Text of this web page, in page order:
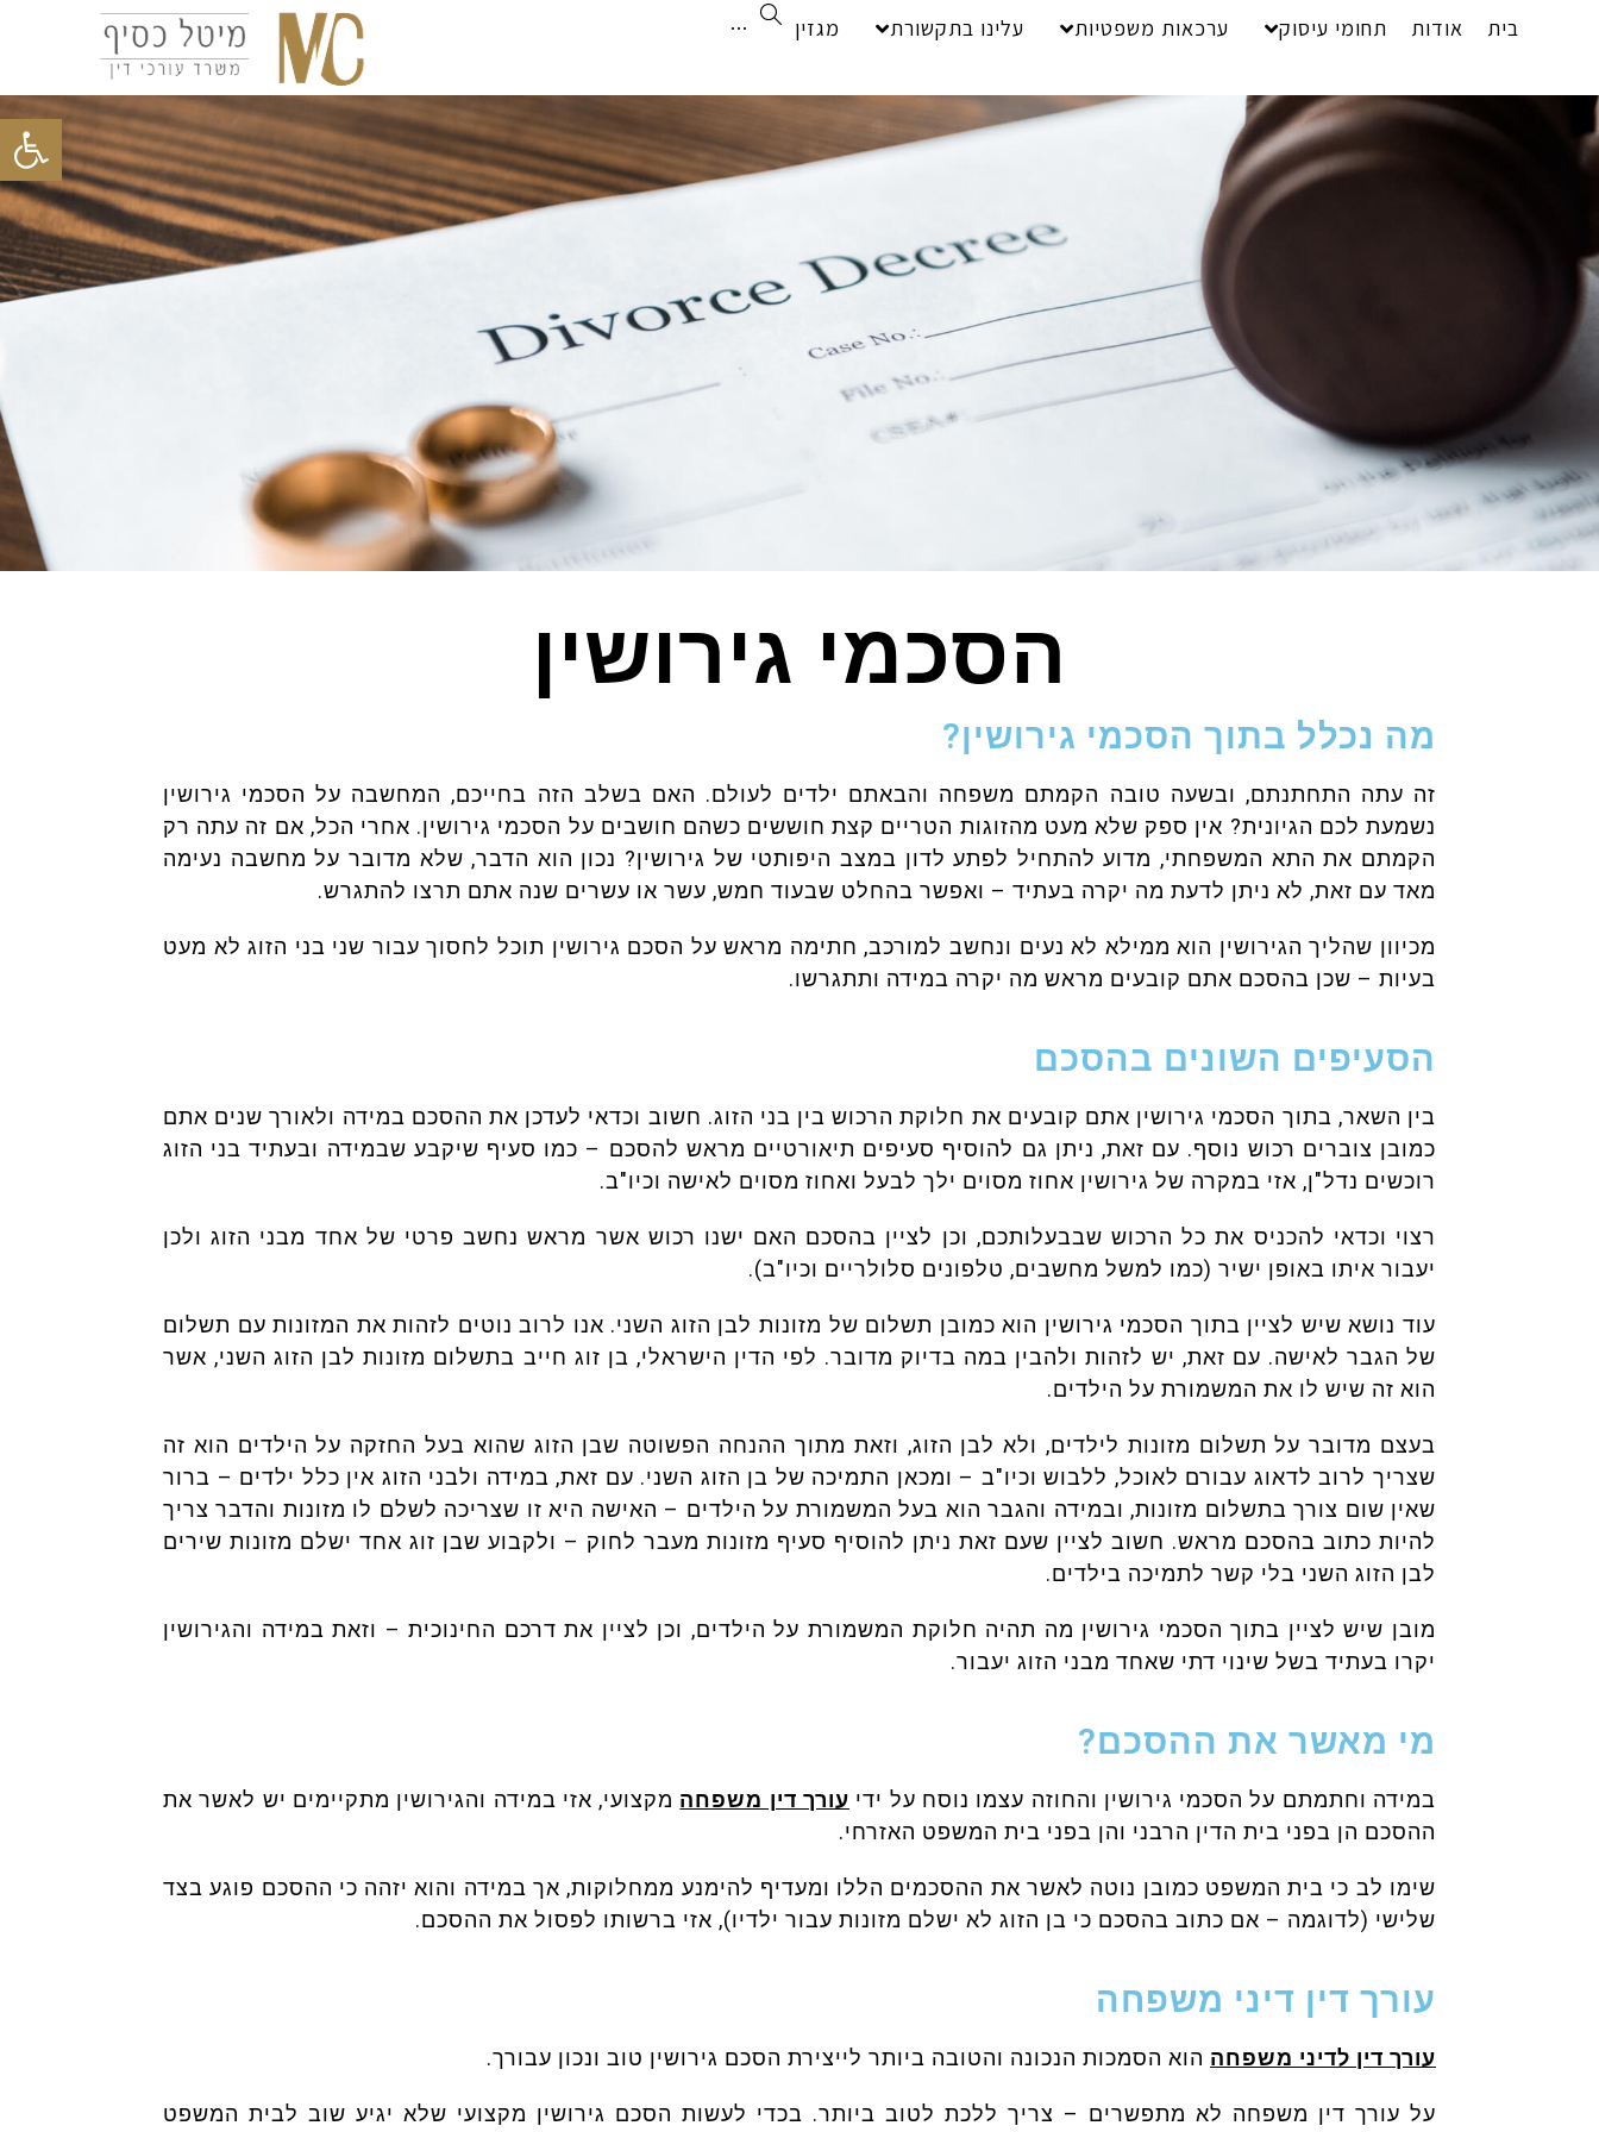
פתח סרגל נגישות
בית אודות תחומי עיסוק ערכאות משפטיות עלינו בתקשורת מגזין ···
הסכמי גירושין
מה נכלל בתוך הסכמי גירושין?
זה עתה התחתנתם, ובשעה טובה הקמתם משפחה והבאתם ילדים לעולם. האם בשלב הזה בחייכם, המחשבה על הסכמי גירושין
נשמעת לכם הגיונית? אין ספק שלא מעט מהזוגות הטריים קצת חוששים כשהם חושבים על הסכמי גירושין. אחרי הכל, אם זה עתה רק
הקמתם את התא המשפחתי, מדוע להתחיל לפתע לדון במצב היפותטי של גירושין? נכון הוא הדבר, שלא מדובר על מחשבה נעימה
מאד עם זאת, לא ניתן לדעת מה יקרה בעתיד – ואפשר בהחלט שבעוד חמש, עשר או עשרים שנה אתם תרצו להתגרש.
מכיוון שהליך הגירושין הוא ממילא לא נעים ונחשב למורכב, חתימה מראש על הסכם גירושין תוכל לחסוך עבור שני בני הזוג לא מעט
בעיות – שכן בהסכם אתם קובעים מראש מה יקרה במידה ותתגרשו.
הסעיפים השונים בהסכם
בין השאר, בתוך הסכמי גירושין אתם קובעים את חלוקת הרכוש בין בני הזוג. חשוב וכדאי לעדכן את ההסכם במידה ולאורך שנים אתם
כמובן צוברים רכוש נוסף. עם זאת, ניתן גם להוסיף סעיפים תיאורטיים מראש להסכם – כמו סעיף שיקבע שבמידה ובעתיד בני הזוג
רוכשים נדל"ן, אזי במקרה של גירושין אחוז מסוים ילך לבעל ואחוז מסוים לאישה וכיו"ב.
רצוי וכדאי להכניס את כל הרכוש שבבעלותכם, וכן לציין בהסכם האם ישנו רכוש אשר מראש נחשב פרטי של אחד מבני הזוג ולכן
יעבור איתו באופן ישיר (כמו למשל מחשבים, טלפונים סלולריים וכיו"ב).
עוד נושא שיש לציין בתוך הסכמי גירושין הוא כמובן תשלום של מזונות לבן הזוג השני. אנו לרוב נוטים לזהות את המזונות עם תשלום
של הגבר לאישה. עם זאת, יש לזהות ולהבין במה בדיוק מדובר. לפי הדין הישראלי, בן זוג חייב בתשלום מזונות לבן הזוג השני, אשר
הוא זה שיש לו את המשמורת על הילדים.
בעצם מדובר על תשלום מזונות לילדים, ולא לבן הזוג, וזאת מתוך ההנחה הפשוטה שבן הזוג שהוא בעל החזקה על הילדים הוא זה
שצריך לרוב לדאוג עבורם לאוכל, ללבוש וכיו"ב – ומכאן התמיכה של בן הזוג השני. עם זאת, במידה ולבני הזוג אין כלל ילדים – ברור
שאין שום צורך בתשלום מזונות, ובמידה והגבר הוא בעל המשמורת על הילדים – האישה היא זו שצריכה לשלם לו מזונות והדבר צריך
להיות כתוב בהסכם מראש. חשוב לציין שעם זאת ניתן להוסיף סעיף מזונות מעבר לחוק – ולקבוע שבן זוג אחד ישלם מזונות שירים
לבן הזוג השני בלי קשר לתמיכה בילדים.
מובן שיש לציין בתוך הסכמי גירושין מה תהיה חלוקת המשמורת על הילדים, וכן לציין את דרכם החינוכית – וזאת במידה והגירושין
יקרו בעתיד בשל שינוי דתי שאחד מבני הזוג יעבור.
מי מאשר את ההסכם?
במידה וחתמתם על הסכמי גירושין והחוזה עצמו נוסח על ידי עורך דין משפחה מקצועי, אזי במידה והגירושין מתקיימים יש לאשר את
ההסכם הן בפני בית הדין הרבני והן בפני בית המשפט האזרחי.
שימו לב כי בית המשפט כמובן נוטה לאשר את ההסכמים הללו ומעדיף להימנע ממחלוקות, אך במידה והוא יזהה כי ההסכם פוגע בצד
שלישי (לדוגמה – אם כתוב בהסכם כי בן הזוג לא ישלם מזונות עבור ילדיו), אזי ברשותו לפסול את ההסכם.
עורך דין דיני משפחה
עורך דין לדיני משפחה הוא הסמכות הנכונה והטובה ביותר לייצירת הסכם גירושין טוב ונכון עבורך.
על עורך דין משפחה לא מתפשרים – צריך ללכת לטוב ביותר. בכדי לעשות הסכם גירושין מקצועי שלא יגיע שוב לבית המשפט